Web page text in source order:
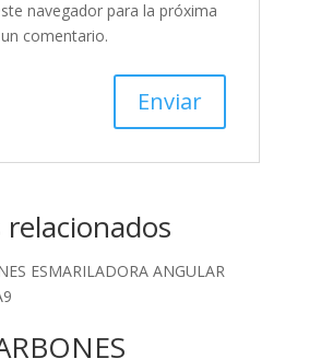
navegador para la próxima
comentario.